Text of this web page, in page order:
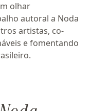
olhar
autoral a Noda
artistas, co-
e fomentando